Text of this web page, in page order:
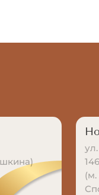
(м.